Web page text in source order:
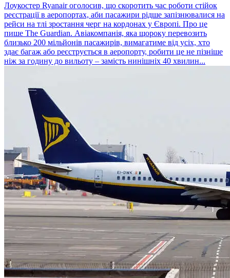
Лоукостер Ryanair оголосив, що скоротить час роботи стійок
реєстрації в аеропортах, аби пасажири рідше запізнювалися на
рейси на тлі зростання черг на кордонах у Європі. Про це
пише The Guardian. Авіакомпанія, яка щороку перевозить
близько 200 мільйонів пасажирів, вимагатиме від усіх, хто
здає багаж або реєструється в аеропорту, робити це не пізніше
ніж за годину до вильоту – замість нинішніх 40 хвилин...